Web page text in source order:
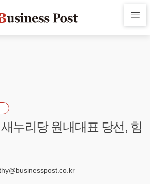
누리당 원내대표 당선, 힘